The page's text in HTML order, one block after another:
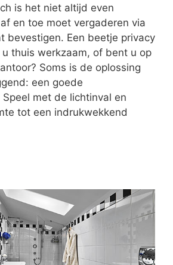
is het niet altijd even
en toe moet vergaderen via
bevestigen. Een beetje privacy
thuis werkzaam, of bent u op
Soms is de oplossing
een goede
met de lichtinval en
tot een indrukwekkend